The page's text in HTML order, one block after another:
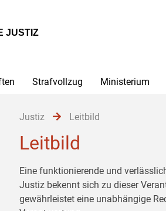
JUSTIZ
Strafvollzug Ministerium
Justiz Leitbild
Leitbild
Eine funktionierende und
Justiz bekennt sich zu dieser
gewährleistet eine unabhängige